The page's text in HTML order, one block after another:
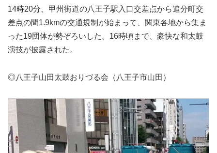
14時20分、甲州街道の八王子駅入口交差点から追分町交
差点の間1.9kmの交通規制が始まって、関東各地から集ま
った19団体が勢ぞろいした。16時頃まで、豪快な和太鼓
演技が披露された。
◎八王子山田太鼓おりづる会（八王子市山田）